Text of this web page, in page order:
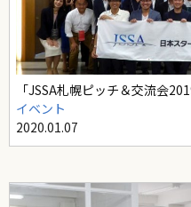
「JSSA札幌ピッチ＆交流会
イベント
2020.01.07